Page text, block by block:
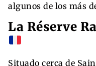
algunos de los más
La Réserve
Situado cerca de